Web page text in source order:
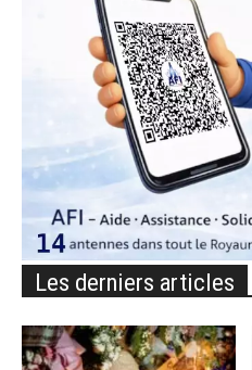
Les derniers articles